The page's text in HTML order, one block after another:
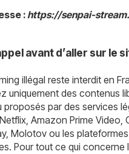
: https://senpai-
avant d’aller sur le
illégal reste interdit en
uniquement des contenus
proposés par des services
Amazon Prime Video,
Molotov ou les plateformes
Pour tout ce qui concerne